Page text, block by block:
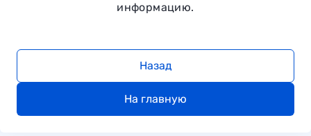
информацию.
Назад
На главную